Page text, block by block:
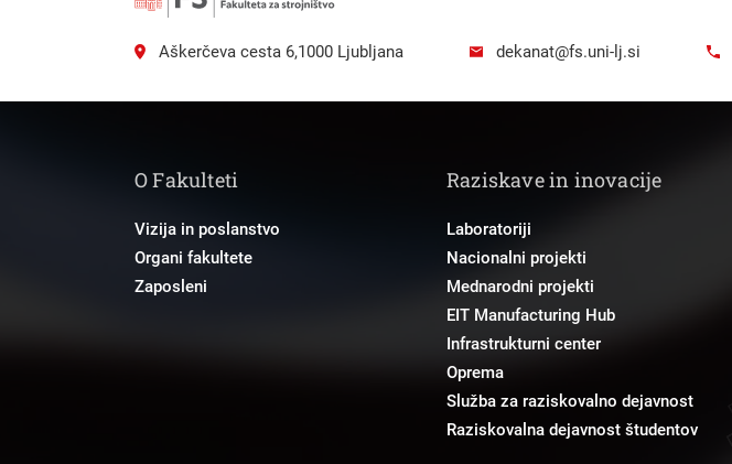
Aškerčeva cesta 6,1000 Ljubljana dekanat@fs.uni-lj.si
O Fakulteti
Vizija in poslanstvo
Organi fakultete
Zaposleni
Raziskave in inovacije
Laboratoriji
Nacionalni projekti
Mednarodni projekti
EIT Manufacturing Hub
Infrastrukturni center
Oprema
Služba za raziskovalno dejavnost
Raziskovalna dejavnost študentov